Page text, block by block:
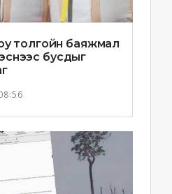
толгойн баяжмал
бусдыг